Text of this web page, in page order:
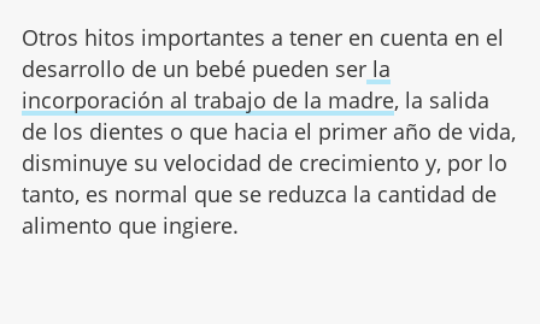
Otros hitos importantes a tener en cuenta en el
desarrollo de un bebé pueden serla
incorporación al trabajo de la madre, la salida
de los dientes o que hacia el primer año de vida,
disminuye su velocidad de crecimiento y, por lo
tanto, es normal que se reduzca la cantidad de
alimento que ingiere.